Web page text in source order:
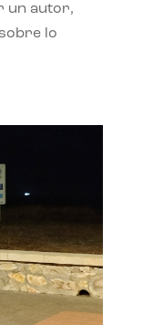
un autor,
lo